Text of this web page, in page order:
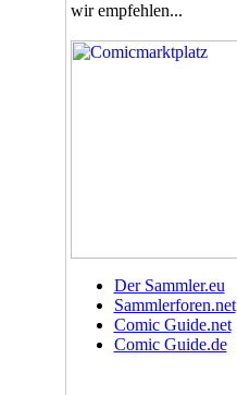
wir empfehlen...
Der Sammler.eu
Sammlerforen.net
Comic Guide.net
Comic Guide.de